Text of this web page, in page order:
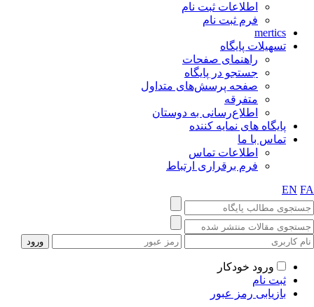
اطلاعات ثبت نام
فرم ثبت نام
mertics
تسهیلات پایگاه
راهنمای صفحات
جستجو در پایگاه
صفحه پرسش‌های متداول
متفرقه
اطلاع‌رسانی به دوستان
پایگاه های نمایه کننده
تماس با ما
اطلاعات تماس
فرم برقراری ارتباط
EN
ورود خودکار
ثبت نام
بازیابی رمز عبور